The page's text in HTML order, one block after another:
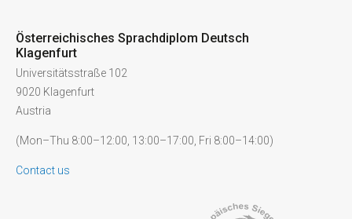
Österreichisches Sprachdiplom Deutsch
Klagenfurt
Universitätsstraße 102
9020 Klagenfurt
Austria
(Mon–Thu 8:00–12:00, 13:00–17:00, Fri 8:00–14:00)
Contact us